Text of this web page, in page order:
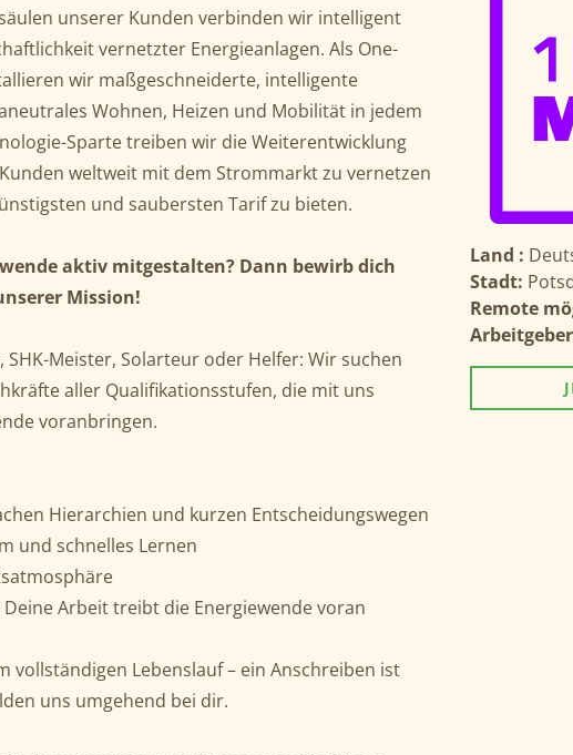
unserer Kunden verbinden wir intelligent
vernetzter Energieanlagen. Als One-
wir maßgeschneiderte, intelligente
Wohnen, Heizen und Mobilität in jedem
Sparte treiben wir die Weiterentwicklung
weltweit mit dem Strommarkt zu vernetzen
und saubersten Tarif zu bieten.
aktiv mitgestalten? Dann bewirb dich
Mission!
SHK-Meister, Solarteur oder Helfer: Wir suchen
aller Qualifikationsstufen, die mit uns
voranbringen.
Hierarchien und kurzen Entscheidungswegen
und schnelles Lernen
Arbeit treibt die Energiewende voran
vollständigen Lebenslauf – ein Anschreiben ist
uns umgehend bei dir.
Land :
Stadt:
Remote